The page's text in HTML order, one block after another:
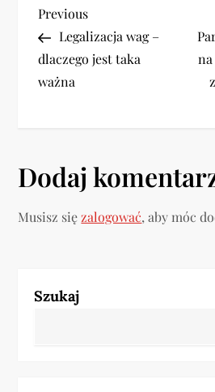
N
a
w
a
c
a
Previous
Post
Previous
Legalizacja wag –
dlaczego jest taka
ważna
Dodaj
Musisz sięzalogować, aby móc
Szukaj